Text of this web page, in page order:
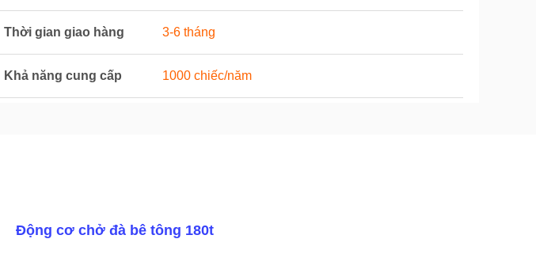
Thời gian giao hàng 3-6 tháng
Khả năng cung cấp 1000 chiếc/năm
Động cơ chở đà bê tông 180t